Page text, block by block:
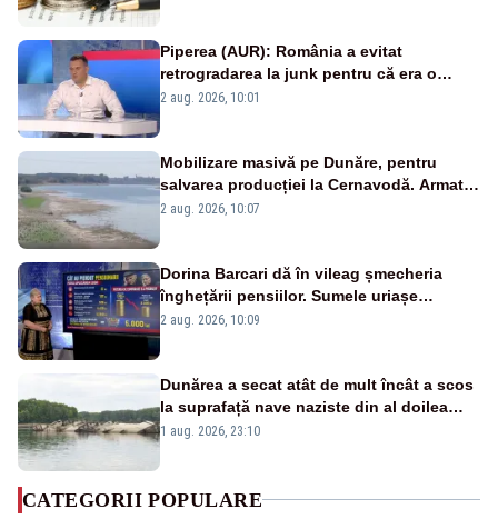
Piperea (AUR): România a evitat
retrogradarea la junk pentru că era o
catastrofă pentru bănci și fondurile de
2 aug. 2026, 10:01
Mobilizare masivă pe Dunăre, pentru
salvarea producției la Cernavodă. Armata
va detona o stâncă și va devia apa
2 aug. 2026, 10:07
Dorina Barcari dă în vileag șmecheria
înghețării pensiilor. Sumele uriașe
pierdute de fiecare român
2 aug. 2026, 10:09
Dunărea a secat atât de mult încât a scos
la suprafață nave naziste din al doilea
război mondial
1 aug. 2026, 23:10
CATEGORII POPULARE